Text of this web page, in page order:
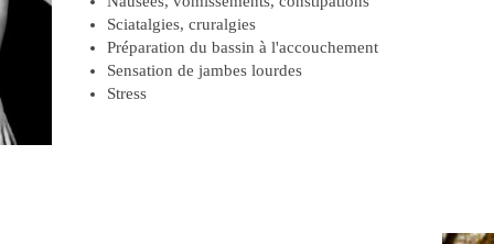
Sciatalgies, cruralgies
Préparation du bassin à l'accouchement
Sensation de jambes lourdes
Stress